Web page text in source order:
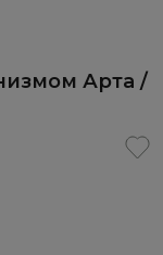
Арта /